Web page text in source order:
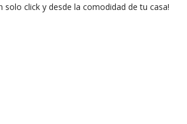
click y desde la comodidad de tu casa!